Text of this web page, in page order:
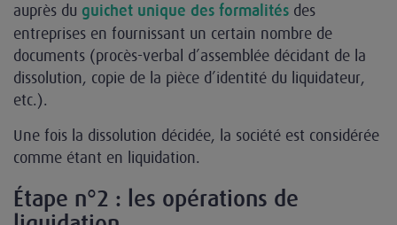
auprès du guichet unique des formalités des
entreprises en fournissant un certain nombre de
documents (procès-verbal d’assemblée décidant de la
dissolution, copie de la pièce d’identité du liquidateur,
etc.).
Une fois la dissolution décidée, la société est considérée
comme étant en liquidation.
Étape n°2 : les opérations de